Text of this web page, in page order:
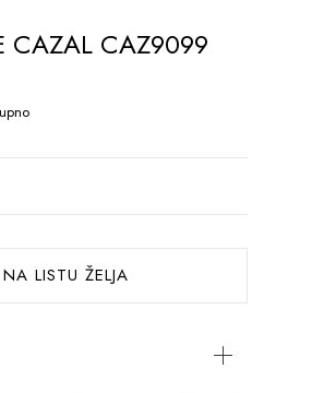
CAZAL CAZ9099
LISTU ŽELJA